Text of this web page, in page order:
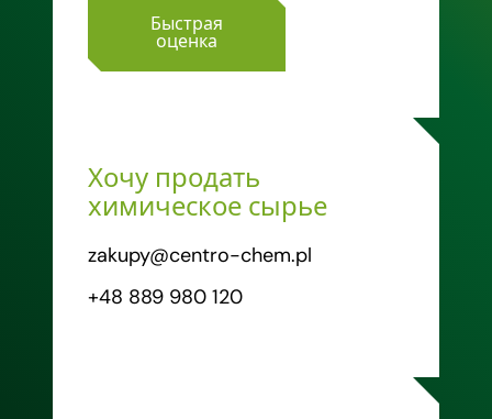
Быстрая
оценка
Хочу продать
химическое сырье
zakupy@centro-chem.pl
+48 889 980 120